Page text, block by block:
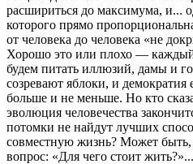
расшириться до максимума, и...
которого прямо
от человека до человека «не
Хорошо это или плохо —
будем питать иллюзий, дамы и
созревают яблоки, и демократия
больше и не меньше. Но кто
эволюция человечества
потомки не найдут лучших
совместную жизнь? Может быть,
вопрос: «Для чего стоит жить?»...